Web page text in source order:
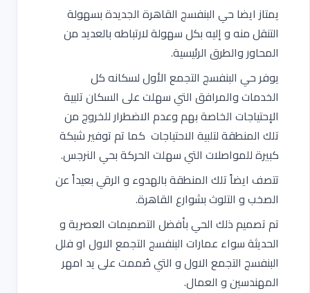
يمتاز ايضا حي البنفسج القاهرة الجديدة بسهولة
التنقل منه و إليه بكل سهولة لارتباطه بالعديد من
المحاور والطرق الرئيسية.
يوفر حي البنفسج التجمع الأول لسكانه كل
الخدمات والمرافق التي سهلت على السكان تلبية
الإحتياجات الخاصة بهم وعدم الاضطرار للخروج من
تلك المنطقة لتلبية الاحتياجات كما تم توفير شبكة
كبيرة للمواصلات التي سهلت الحركة بحي النرجس.
تتصف ايضاً تلك المنطقة بالهدوء و الرقي بعيداً عن
الصخب و التلوث بشوارع القاهرة.
تم تصميم ذلك الحي بأفضل التصميمات العصرية و
الحديثة سواء عمارات البنفسج التجمع الاول او فلل
البنفسج التجمع الاول و التي صُممت على يد امهر
المهندسين و العمال.